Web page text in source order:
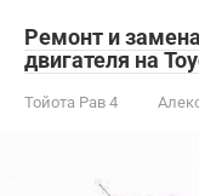
Ремонт и
двигателя на
Тойота Рав 4